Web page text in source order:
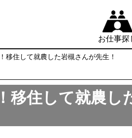
お仕事探
移住して就農した岩槻さんが先生！
移住して就農し